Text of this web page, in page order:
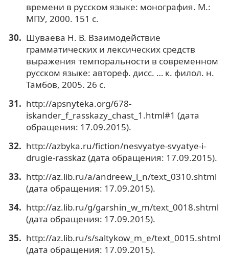
времени в русском языке: монография. М.:
МПУ, 2000. 151 с.
Шуваева Н. В. Взаимодействие
грамматических и лексических средств
выражения темпоральности в современном
русском языке: автореф. дисс. … к. филол. н.
Тамбов, 2005. 26 с.
http://apsnyteka.org/678-
iskander_f_rasskazy_chast_1.html#1 (дата
обращения: 17.09.2015).
http://azbyka.ru/fiction/nesvyatye-svyatye-i-
drugie-rasskaz (дата обращения: 17.09.2015).
http://az.lib.ru/a/andreew_l_n/text_0310.shtml
(дата обращения: 17.09.2015).
http://az.lib.ru/g/garshin_w_m/text_0018.shtml
(дата обращения: 17.09.2015).
http://az.lib.ru/s/saltykow_m_e/text_0015.shtml
(дата обращения: 17.09.2015).